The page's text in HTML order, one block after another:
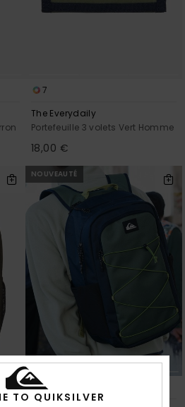
7
The Everydaily
Portefeuille 3 volets Vert Homme
18,00 €
NOUVEAUTÉ
3
TO QUIKSILVER